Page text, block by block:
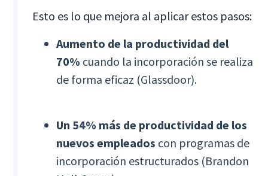
Esto es lo que mejora al aplicar estos pasos:
Aumento de la productividad del
70% cuando la incorporación se realiza
de forma eficaz (Glassdoor).
Un 54% más de productividad de los
nuevos empleados con programas de
incorporación estructurados (Brandon